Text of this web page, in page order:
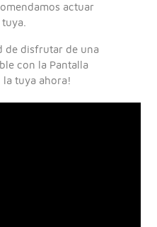
actuar
de disfrutar de una
con la Pantalla
la tuya ahora!